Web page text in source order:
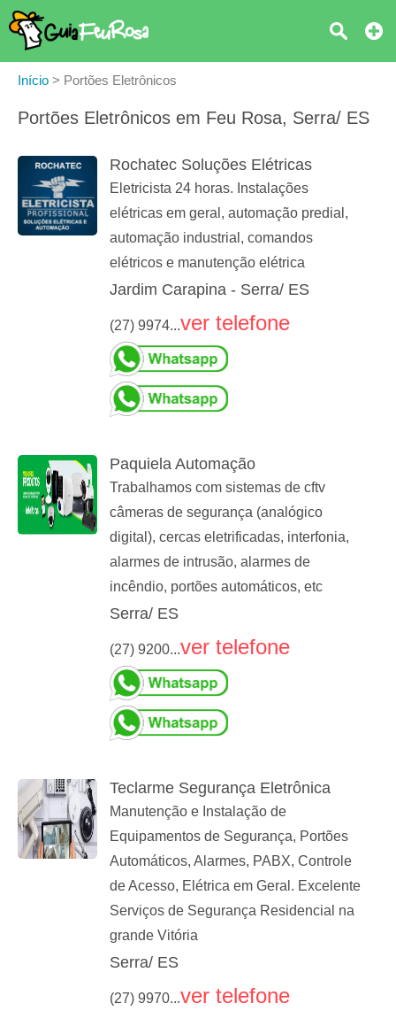
Início > Portões Eletrônicos
Portões Eletrônicos em Feu Rosa, Serra/ ES
Rochatec Soluções Elétricas
Eletricista 24 horas. Instalações
elétricas em geral, automação predial,
automação industrial, comandos
elétricos e manutenção elétrica
Jardim Carapina - Serra/ ES
(27) 9974...ver telefone
Paquiela Automação
Trabalhamos com sistemas de cftv
câmeras de segurança (analógico
digital), cercas eletrificadas, interfonia,
alarmes de intrusão, alarmes de
incêndio, portões automáticos, etc
Serra/ ES
(27) 9200...ver telefone
Teclarme Segurança Eletrônica
Manutenção e Instalação de
Equipamentos de Segurança, Portões
Automáticos, Alarmes, PABX, Controle
de Acesso, Elétrica em Geral. Excelente
Serviços de Segurança Residencial na
grande Vitória
Serra/ ES
(27) 9970...ver telefone